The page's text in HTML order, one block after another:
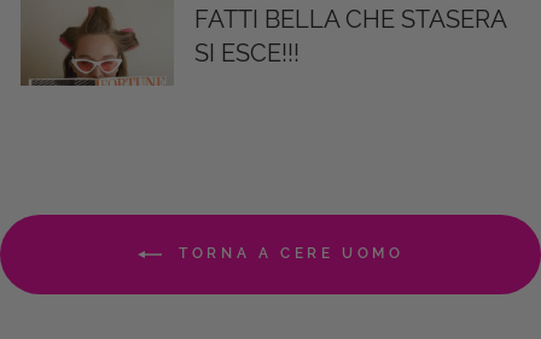
FATTI BELLA CHE STASERA
SI ESCE!!!
TORNA A CERE UOMO